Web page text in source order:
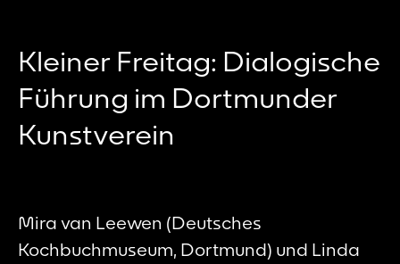
Kleiner Freitag: Dialogische
Führung im Dortmunder
Kunstverein
Mira van Leewen (Deutsches
Kochbuchmuseum, Dortmund) und Linda